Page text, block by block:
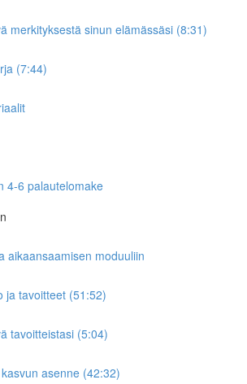
merkityksestä sinun elämässäsi (8:31)
(7:44)
4-6 palautelomake
aikaansaamisen moduuliin
ja tavoitteet (51:52)
tavoitteistasi (5:04)
asenne (42:32)